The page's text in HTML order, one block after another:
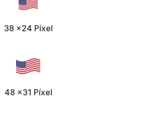
38 x24 Píxel
48 x31 Píxel